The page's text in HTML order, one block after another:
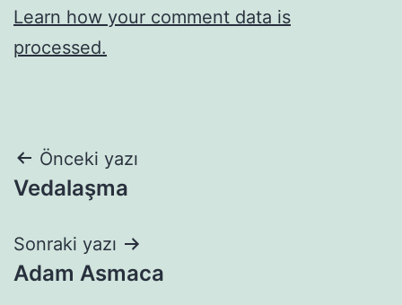
Learn how your comment data is
processed.
Yazı
gezinmesi
Önceki yazı
Vedalaşma
Sonraki yazı
Adam Asmaca